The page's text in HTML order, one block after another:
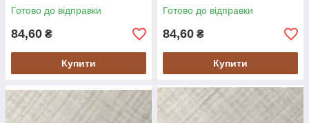
Готово до відправки
84,60 ₴
Купити
Готово до відправки
84,60 ₴
Купити